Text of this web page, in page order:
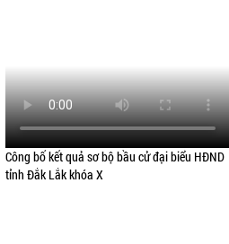
Công bố kết quả sơ bộ bầu cử đại biểu HĐND
tỉnh Đắk Lắk khóa X